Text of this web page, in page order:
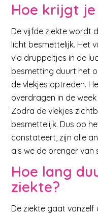
Hoe krijgt
De vijfde ziekte wordt
licht besmettelijk. Het
via druppeltjes in de
besmetting duurt het
de vlekjes optreden.
overdragen in de
Zodra de vlekjes
besmettelijk. Dus op
constateert, zijn alle
als we de brenger van
Hoe lang
ziekte?
De ziekte gaat vanzelf